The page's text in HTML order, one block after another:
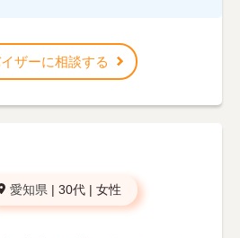
ザーに相談する
愛知県 | 30代 | 女性